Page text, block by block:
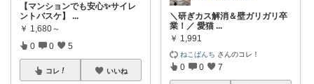
【マンションでも安心✨サイレ
ントバスケ】 ...
￥ 1,680～
0 0 5
コレ いいね
＼研ぎカス解消＆壁ガリガリ卒
業！／ 愛猫 ...
￥ 1,991
ねこぱんち さんのコレ！
0 0 7